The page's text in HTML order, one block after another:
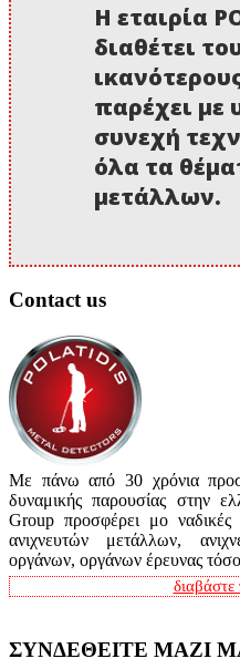
Η εταιρία
διαθέτει
παρέχει με
συνεχή
όλα τα
μετάλλων.
Contact us
Με πάνω από 30 χρόνια
δυναμικής παρουσίας στην
Group προσφέρει μο ναδικές
ανιχνευτών μετάλλων,
οργάνων, οργάνων έρευνας
διαβάστε
ΣΥΝΔΕΘΕΙΤΕ ΜΑΖΙ